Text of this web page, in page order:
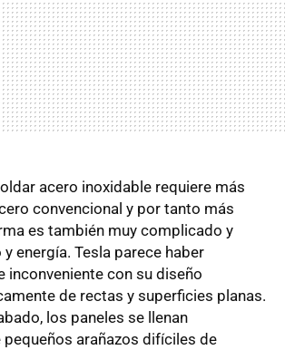
acero inoxidable requiere más
convencional y por tanto más
es también muy complicado y
energía. Tesla parece haber
inconveniente con su diseño
de rectas y superficies planas.
los paneles se llenan
arañazos difíciles de